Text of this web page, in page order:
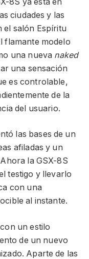
ciudades y las
el salón Espíritu
flamante modelo
una nueva naked
una sensación
es controlable,
de la
del usuario.
las bases de un
afiladas y un
la GSX-8S
testigo y llevarlo
con una
al instante.
un estilo
de un nuevo
Aparte de las